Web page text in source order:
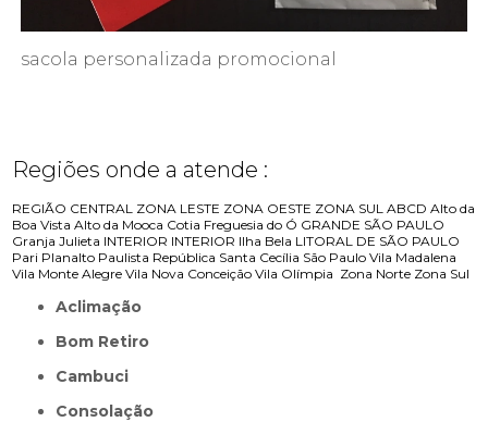
sacola personalizada promocional
Regiões onde a atende :
REGIÃO CENTRAL ZONA LESTE ZONA OESTE ZONA SUL ABCD Alto da
Boa Vista Alto da Mooca Cotia Freguesia do Ó GRANDE SÃO PAULO
Granja Julieta INTERIOR INTERIOR Ilha Bela LITORAL DE SÃO PAULO
Pari Planalto Paulista República Santa Cecília São Paulo Vila Madalena
Vila Monte Alegre Vila Nova Conceição Vila Olímpia Zona Norte Zona Sul
Aclimação
Bom Retiro
Cambuci
Consolação